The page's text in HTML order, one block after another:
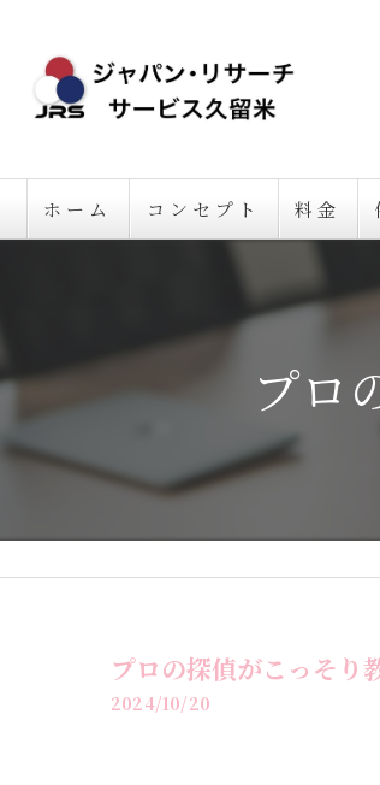
ホーム コンセプト 料金
プロ
プロの探偵がこっそり
2024/10/20